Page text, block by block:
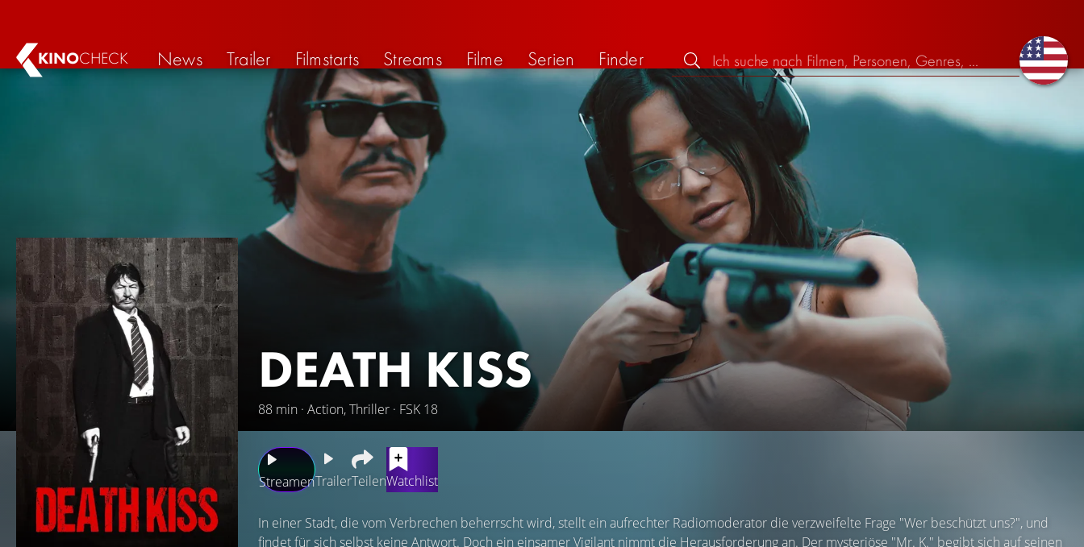
KINOCHECK News Trailer Filmstarts Streams Filme Serien Finder
DEATH KISS
88 min · Action, Thriller · FSK 18
StreamenTrailerTeilenWatchlist
In einer Stadt, die vom Verbrechen beherrscht wird, stellt ein aufrechter Radiomoderator die verzweifelte Frage "Wer beschützt uns?", und
findet für sich selbst keine Antwort. Doch ein einsamer Vigilant nimmt die Herausforderung an. Der mysteriöse "Mr. K." begibt sich auf seinen